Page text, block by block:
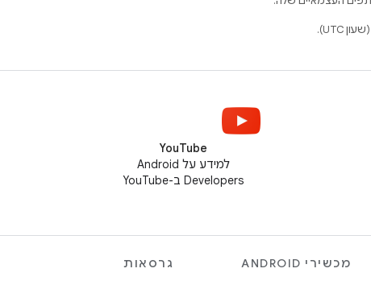
YouTube
למידע על Android
Developers ב-YouTube
מכשירי ANDROID
גרסאות